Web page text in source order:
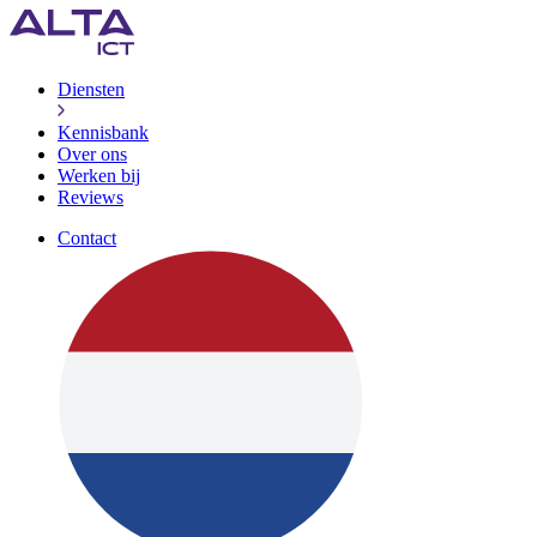
Diensten
Kennisbank
Over ons
Werken bij
Reviews
Contact